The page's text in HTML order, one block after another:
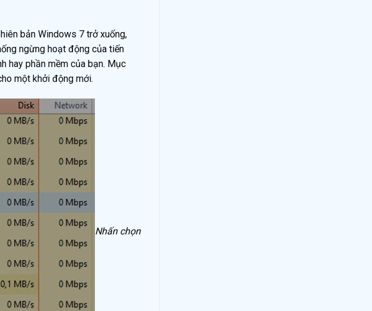
bản Windows 7 trở xuống,
ngừng hoạt động của tiến
hay phần mềm của bạn. Mục
một khởi động mới.
Nhấn chọn